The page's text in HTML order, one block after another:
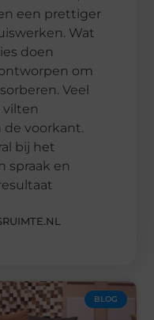
een prettiger
Wat
doen
om
Veel
vilten
voorkant.
bij het
spraak en
BLOG